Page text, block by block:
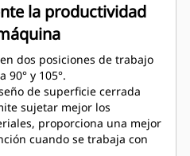
la productividad
dos posiciones de trabajo
90° y 105°.
de superficie cerrada
sujetar mejor los
proporciona una mejor
cuando se trabaja con